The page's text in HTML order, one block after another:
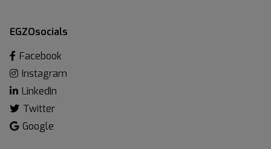
EGZOsocials
Facebook
Instagram
LinkedIn
Twitter
Google